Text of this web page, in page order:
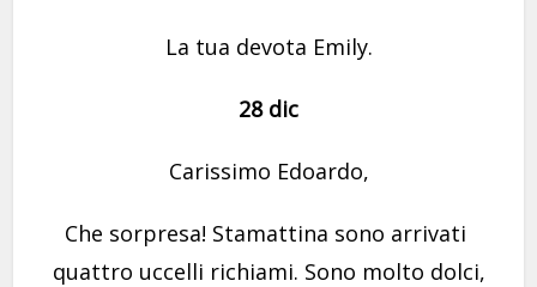
La tua devota Emily.
28 dic
Carissimo Edoardo,
Che sorpresa! Stamattina sono arrivati ​​
quattro uccelli richiami. Sono molto dolci,